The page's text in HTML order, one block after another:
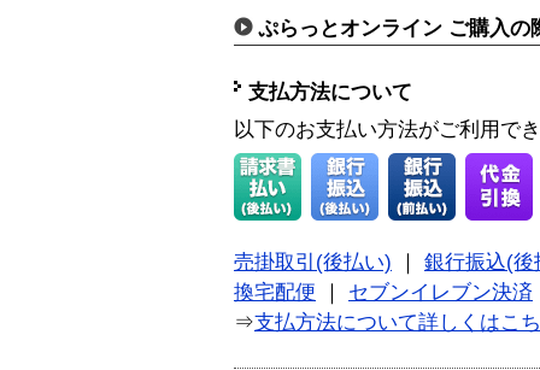
ぷらっとオンライン ご購入の
支払方法について
以下のお支払い方法がご利用で
売掛取引(後払い)
銀行振込(後
換宅配便
セブンイレブン決済
⇒支払方法について詳しくはこ